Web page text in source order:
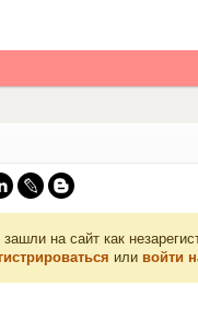
на сайт как
или войти